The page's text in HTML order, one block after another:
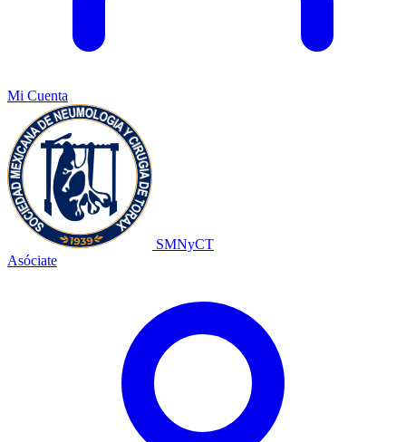
Mi Cuenta
SMNyCT
Asóciate